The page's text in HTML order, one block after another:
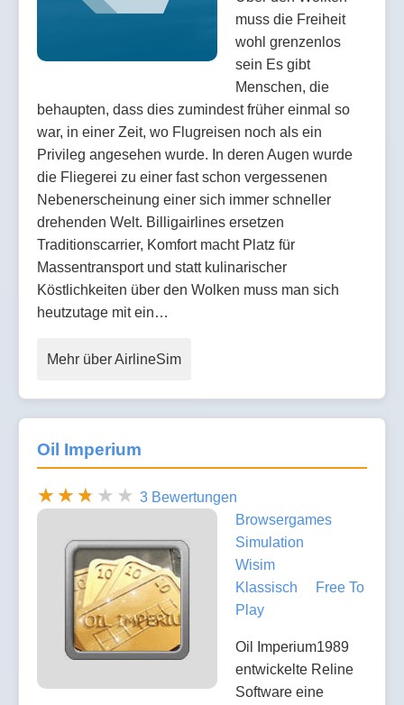
muss die Freiheit
wohl grenzenlos
sein Es gibt
Menschen, die
behaupten, dass dies zumindest früher einmal so
war, in einer Zeit, wo Flugreisen noch als ein
Privileg angesehen wurde. In deren Augen wurde
die Fliegerei zu einer fast schon vergessenen
Nebenerscheinung einer sich immer schneller
drehenden Welt. Billigairlines ersetzen
Traditionscarrier, Komfort macht Platz für
Massentransport und statt kulinarischer
Köstlichkeiten über den Wolken muss man sich
heutzutage mit ein…
Mehr über AirlineSim
Oil Imperium
3 Bewertungen
Browsergames
Simulation
Wisim
Klassisch
Free To
Play
Oil Imperium1989
entwickelte Reline
Software eine